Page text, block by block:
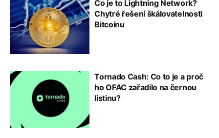
Co je to Lightning Network?
Chytré řešení škálovatelnosti
Bitcoinu
Tornado Cash: Co to je a proč
ho OFAC zařadilo na černou
listinu?